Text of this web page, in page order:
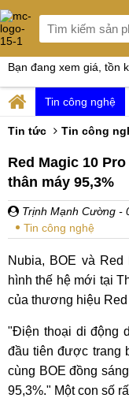
Bạn đang xem giá, tồn
Tin công nghệ
Tin tức Tin công
Red Magic 10
thân máy 95,3%
Trịnh Mạnh Cường -
Tin công nghệ
Nubia, BOE và
hình thế hệ mới tại
của thương hiệu
"Điện thoại di động
đầu tiên được trang
cùng BOE đồng
95,3%." Một con số